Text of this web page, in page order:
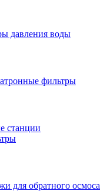
давления воды
фильтры
станции
для обратного осмоса